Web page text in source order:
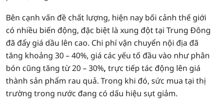
Bên cạnh vấn đề chất lượng, hiện nay bối cảnh thế giới
có nhiều biến động, đặc biệt là xung đột tại Trung Đông
đã đẩy giá dầu lên cao. Chi phí vận chuyển nội địa đã
tăng khoảng 30 – 40%, giá các yếu tố đầu vào như phân
bón cũng tăng từ 20 – 30%, trực tiếp tác động lên giá
thành sản phẩm rau quả. Trong khi đó, sức mua tại thị
trường trong nước đang có dấu hiệu sụt giảm.